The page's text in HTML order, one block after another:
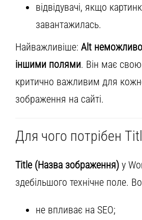
відвідувачі, якщо
завантажилась.
Найважливіше: Alt
іншими полями. Він має
критично важливим для
зображення на сайті.
Для чого потрібен
Title (Назва зображення) у
здебільшого технічне поле.
не впливає на SEO;